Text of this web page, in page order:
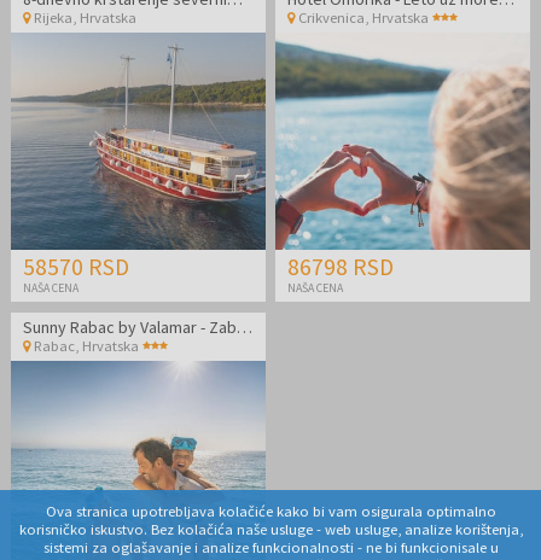
Rijeka, Hrvatska
58570 RSD
NAŠA CENA
Crikvenica, Hrvatska
86798 RSD
NAŠA CENA
Sunny Rabac by Valamar - Zabavno porodično leto
Rabac Hrvatska
Ova stranica upotrebljava kolačiće kako bi vam osigurala optimalno
korisničko iskustvo. Bez kolačića naše usluge - web usluge, analize korištenja,
sistemi za oglašavanje i analize funkcionalnosti - ne bi funkcionisale u